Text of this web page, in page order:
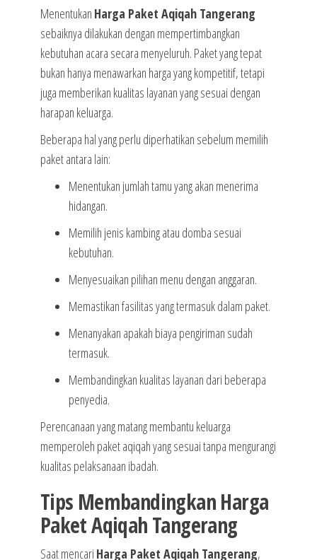
Menentukan Harga Paket Aqiqah Tangerang
sebaiknya dilakukan dengan mempertimbangkan
kebutuhan acara secara menyeluruh. Paket yang tepat
bukan hanya menawarkan harga yang kompetitif, tetapi
juga memberikan kualitas layanan yang sesuai dengan
harapan keluarga.
Beberapa hal yang perlu diperhatikan sebelum memilih
paket antara lain:
Menentukan jumlah tamu yang akan menerima
hidangan.
Memilih jenis kambing atau domba sesuai
kebutuhan.
Menyesuaikan pilihan menu dengan anggaran.
Memastikan fasilitas yang termasuk dalam paket.
Menanyakan apakah biaya pengiriman sudah
termasuk.
Membandingkan kualitas layanan dari beberapa
penyedia.
Perencanaan yang matang membantu keluarga
memperoleh paket aqiqah yang sesuai tanpa mengurangi
kualitas pelaksanaan ibadah.
Tips Membandingkan Harga
Paket Aqiqah Tangerang
Saat mencari Harga Paket Aqiqah Tangerang,